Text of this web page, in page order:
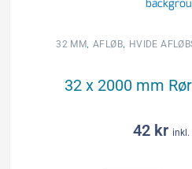
PP
32 MM, AFLØB, HVIDE
32 x 2000 mm
42 kr